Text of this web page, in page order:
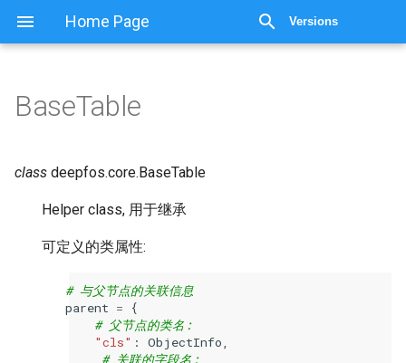
Home Page Versions
显示源代码
BaseTable
class deepfos.core.BaseTable
Helper class, 用于继承
可定义的类属性:
# 与父节点的关联信息
parent =
{
# 父节点的类名:
"cls" : ObjectInfo
# 关联的字段名: